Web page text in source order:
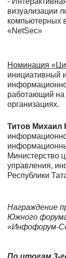
визуализации
компьютерных
«NetSec»
Номинация
инициативный
работающий на
организациях.
Титов Михаил
Министерство
управления,
Республики
Награждение
Южного
«Инфофорум-
По итогам 3-